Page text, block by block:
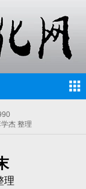
杰 整理
理